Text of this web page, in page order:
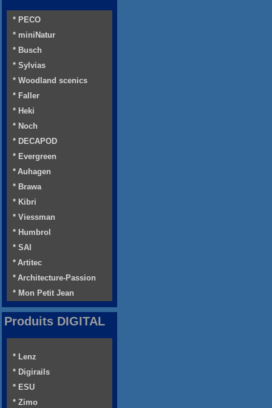
* PECO
* miniNatur
* Busch
* Sylvias
* Woodland scenics
* Faller
* Heki
* Noch
* DECAPOD
* Evergreen
* Auhagen
* Brawa
* Kibri
* Viessman
* Humbrol
* SAI
* Artitec
* Architecture-Passion
* Mon Petit Jean
Produits DIGITAL
* Lenz
* Digirails
* ESU
* Zimo